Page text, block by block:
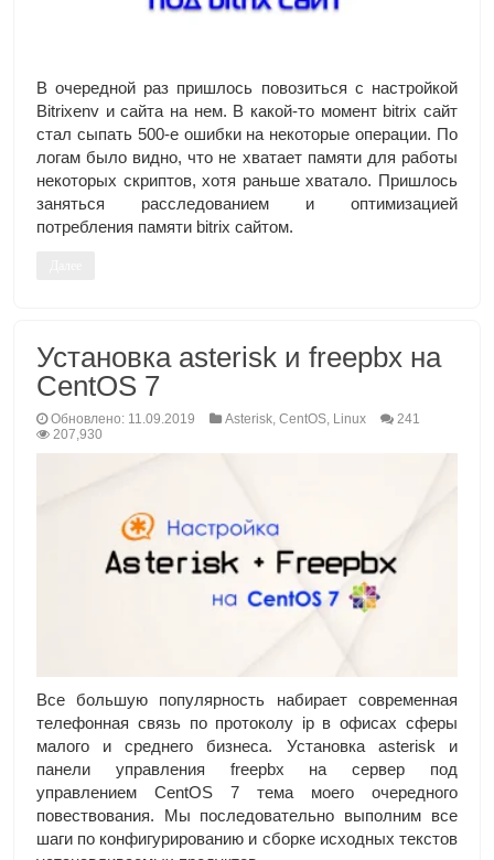
В очередной раз пришлось повозиться с настройкой
Bitrixenv и сайта на нем. В какой-то момент bitrix сайт
стал сыпать 500-е ошибки на некоторые операции. По
логам было видно, что не хватает памяти для работы
некоторых скриптов, хотя раньше хватало. Пришлось
заняться расследованием и оптимизацией
потребления памяти bitrix сайтом.
Установка asterisk и freepbx на
CentOS 7
Обновлено: 11.09.2019 Asterisk,CentOS, Linux
241
207,930
Все большую популярность набирает современная
телефонная связь по протоколу ip в офисах сферы
малого и среднего бизнеса. Установка asterisk и
панели управления freepbx на сервер под
управлением CentOS 7 тема моего очередного
повествования. Мы последовательно выполним все
шаги по конфигурированию и сборке исходных текстов